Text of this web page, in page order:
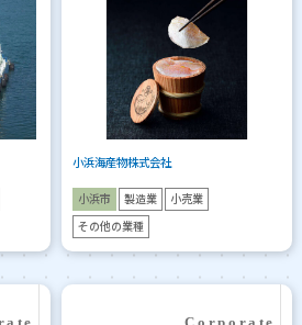
小浜海産物株式会社
小浜市 製造業 小売業
その他の業種